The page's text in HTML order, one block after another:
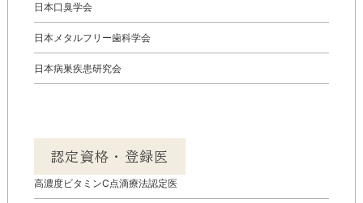
日本口臭学会
日本メタルフリー歯科学会
日本病巣疾患研究会
認定資格・登録医
高濃度ビタミンC点滴療法認定医